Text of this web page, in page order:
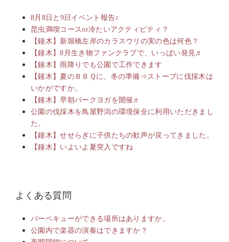
8月8日と9日イベント報告♪
昆虫満喫コースor冷たいアクティビティ？
【鐘木】新堀橋左岸のカラスウリの実の色は何色？
【鐘木】8月生き物ファンクラブで、いっぱい発見♬
【鐘木】雨降りでも公園で工作できます
【鐘木】夏のＢＢＱに、冬の準備⇒ストーブに伐採木は
いかがですか。
【鐘木】早朝パークヨガを開催♬
公園の伐採木を鳥屋野潟の環境保全に利用いただきまし
た。
【鐘木】せせらぎに子供たちの歓声が戻ってきました。
【鐘木】いよいよ夏突入ですね
よくある質問
バーベキューができる場所はありますか。
公園内で楽器の演奏はできますか？